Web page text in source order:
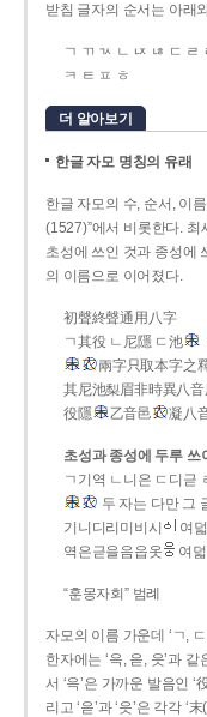
받침 글자의 순서는 아래
ㄱ ㄲ ㄳ ㄴ ㄵ ㄶ ㄷ ㄹ
ㅋ ㅌ ㅍ ㅎ
더 알아보기
한글 자모 명칭의 유래
한글 자모의 수, 순서, 이
(1527)”에서 비롯한다. 최
초성에 쓰인 것과 종성에
의 이름으로 이어졌다.
初聲終聲通用八字
ㄱ其役 ㄴ尼隱 ㄷ池
兩字只取本字之
其尼池梨眉非時異八
役隱
乙音邑 凝八
초성과 종성에 두루 쓰
ㄱ기역 ㄴ니은 ㄷ디귿
두 자는 다만 그
기니디리미비시
여
역은귿을음읍옷
여
“훈몽자회” 범례
자모의 이름 가운데 ‘ㄱ,
한자에는 ‘윽, 읃, 읏’과
서 ‘윽’은 가까운 발음인 ‘
리고 ‘읃’과 ‘읏’은 각각 ‘